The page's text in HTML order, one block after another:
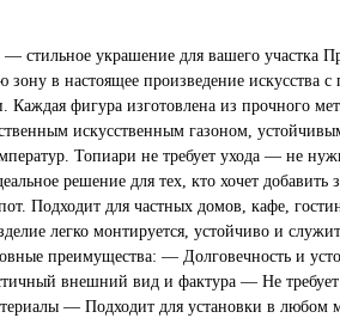
стильное украшение для вашего участка
зону в настоящее произведение искусства
Каждая фигура изготовлена из прочного
искусственным газоном,
Топиари не требует ухода — не
решение для тех, кто хочет добавить
Подходит для частных домов, кафе,
легко монтируется, устойчиво и
преимущества: — Долговечность и
внешний вид и фактура — Не
— Подходит для установки в любом